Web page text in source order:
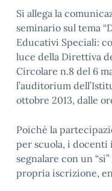
Si allega la
seminario sul tema
Educativi Speciali:
luce della Direttiva
Circolare n.8 del 6
l’auditorium
ottobre 2013, dalle
Poiché la
per scuola, i docenti
segnalare con un
propria iscrizione,